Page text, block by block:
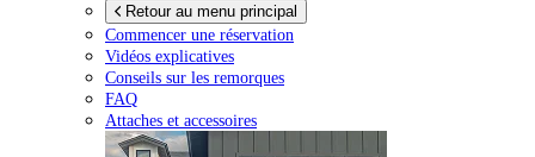
Retour au menu principal
Commencer une réservation
Vidéos explicatives
Conseils sur les remorques
FAQ
Attaches et accessoires